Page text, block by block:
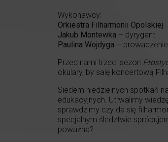
Wykonawcy:
Orkiestra Filharmonii Opolskiej
Jakub Montewka – dyrygent
Paulina Wojdyga –
Przed nami trzeci sezon
okulary, by salę koncertową
Siedem niedzielnych spotkań
edukacyjnych. Utrwalimy
sprawdzimy czy da się
specjalnym śledztwie
poważna?